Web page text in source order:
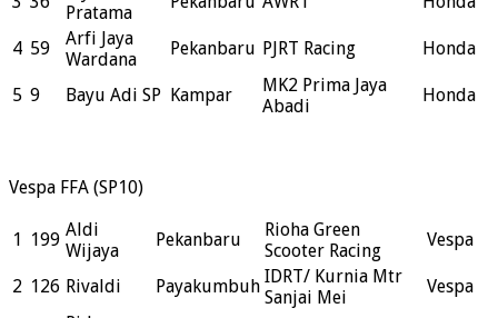
Pratama
4 59
Arfi Jaya
Wardana
Pekanbaru PJRT Racing Honda
5 9 Bayu Adi SP Kampar
MK2 Prima Jaya
Abadi
Honda
Vespa FFA (SP10)
1 199 Aldi
Wijaya
Pekanbaru
Rioha Green
Scooter Racing
Vespa
2 126 Rivaldi Payakumbuh IDRT/ Kurnia Mtr
Sanjai Mei
Vespa